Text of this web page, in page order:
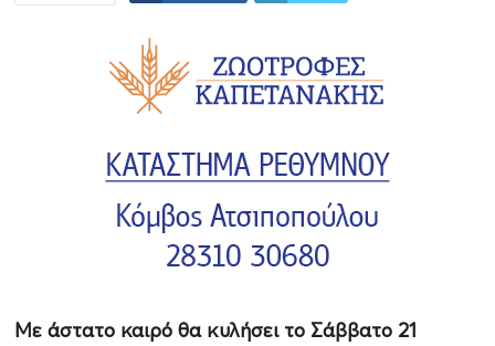
Με άστατο καιρό θα κυλήσει το Σάββατο 21